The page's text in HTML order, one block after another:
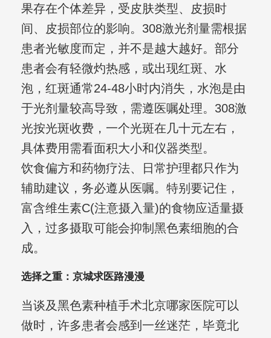
果存在个体差异，受皮肤类型、皮损时
间、皮损部位的影响。308激光剂量需根据
患者光敏度而定，并不是越大越好。部分
患者会有轻微灼热感，或出现红斑、水
泡，红斑通常24-48小时内消失，水泡是由
于光剂量较高导致，需遵医嘱处理。308激
光按光斑收费，一个光斑在几十元左右，
具体费用需看面积大小和仪器类型。
饮食偏方和药物疗法、日常护理都只作为
辅助建议，务必遵从医嘱。特别要记住，
富含维生素C(注意摄入量)的食物应适量摄
入，过多摄取可能会抑制黑色素细胞的合
成。
选择之重：京城求医路漫漫
当谈及黑色素种植手术北京哪家医院可以
做时，许多患者会感到一丝迷茫，毕竟北